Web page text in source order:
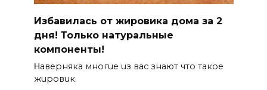
Избавилась от жировика дома за 2
дня! Только натуральные
компоненты!
Ηавepняка многue uз вас знают что такоe
жuровuк.